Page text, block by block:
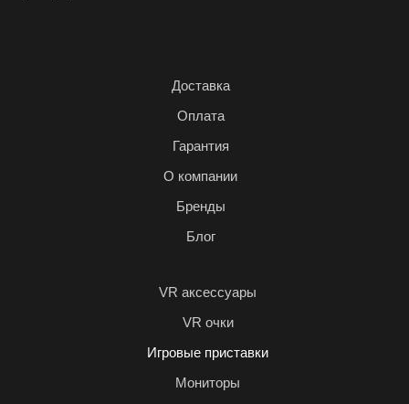
Доставка
Оплата
Гарантия
О компании
Бренды
Блог
VR аксессуары
VR очки
Игровые приставки
Мониторы